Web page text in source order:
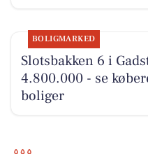
BOLIGMARKED
Slotsbakken 6 i
4.800.000 - se
boliger